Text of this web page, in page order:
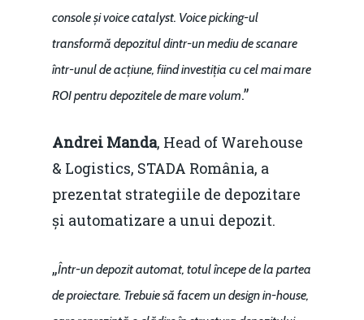
console și voice catalyst. Voice picking-ul
transformă depozitul dintr-un mediu de scanare
într-unul de acțiune, fiind investiția cu cel mai mare
ROI pentru depozitele de mare volum.”
Andrei Manda, Head of Warehouse
& Logistics, STADA România, a
prezentat strategiile de depozitare
și automatizare a unui depozit.
„Într-un depozit automat, totul începe de la partea
de proiectare. Trebuie să facem un design in-house,